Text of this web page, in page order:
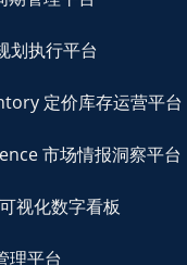
划执行平台
定价库存运营平台
市场情报洞察平台
视化数字看板
理平台